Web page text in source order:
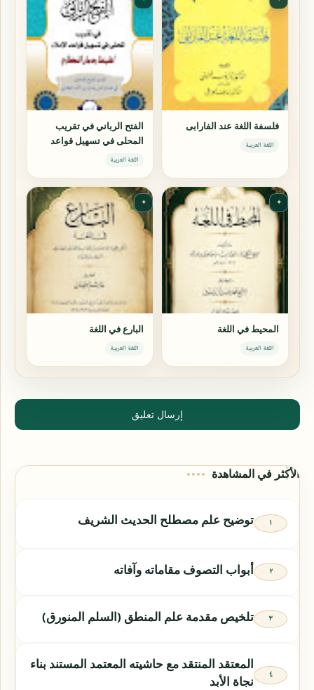
فلسفة اللغة عند الفارابى
اللغة العربية
الفتح الرباني في تقريب
المحلى في تسهيل قواعد
الإملاء
اللغة العربية
✦
المحيط في اللغة
اللغة العربية
✦
البارع في اللغة
اللغة العربية
إرسال تعليق
الأكثر في المشاهدة
توضيح علم مصطلح الحديث الشريف
أبواب التصوف مقاماته وآفاته
تلخيص مقدمة علم المنطق (السلم المنورق)
المعتقد المنتقد مع حاشيته المعتمد المستند بناء
نجاة الأبد